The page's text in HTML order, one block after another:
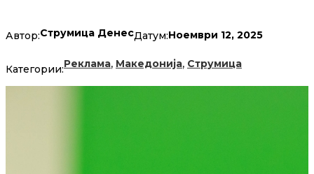
Автор:Струмица ДенесДатум:Ноември 12, 2025
Категории:Реклама, Македонија, Струмица